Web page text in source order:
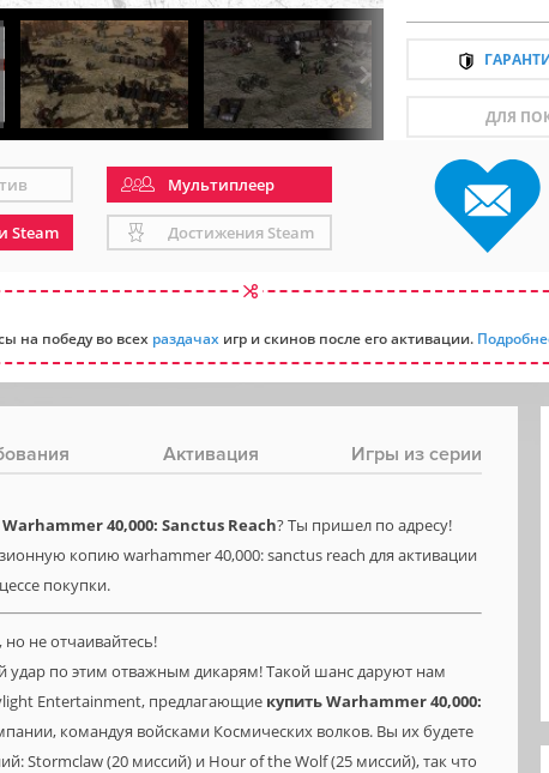
ДЛЯ
Мультиплеер
Steam Достижения Steam
на победу во всех раздачах игр и скинов после его активации.
Активация Игры из серии
40,000: Sanctus Reach? Ты пришел по адресу!
копию warhammer 40,000: sanctus reach для активации
покупки.
не отчаивайтесь!
по этим отважным дикарям! Такой шанс даруют нам
Entertainment, предлагающие купитьWarhammer40,000:
командуя войсками Космических волков. Вы их будете
Stormclaw (20 миссий) и Hour of the Wolf (25 миссий), так что